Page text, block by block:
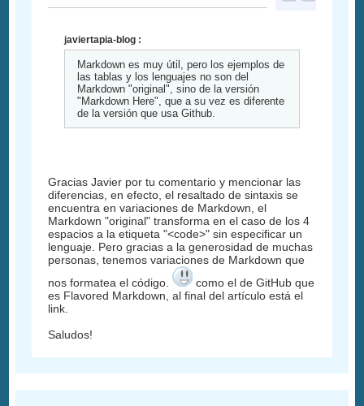
javiertapia-blog :
Markdown es muy útil, pero los ejemplos de
las tablas y los lenguajes no son del
Markdown "original", sino de la versión
"Markdown Here", que a su vez es diferente
de la versión que usa Github.
Gracias Javier por tu comentario y mencionar las
diferencias, en efecto, el resaltado de sintaxis se
encuentra en variaciones de Markdown, el
Markdown "original" transforma en el caso de los 4
espacios a la etiqueta "<code>" sin especificar un
lenguaje. Pero gracias a la generosidad de muchas
personas, tenemos variaciones de Markdown que
nos formatea el código.
como el de GitHub que
es Flavored Markdown, al final del artículo está el
link.
Saludos!